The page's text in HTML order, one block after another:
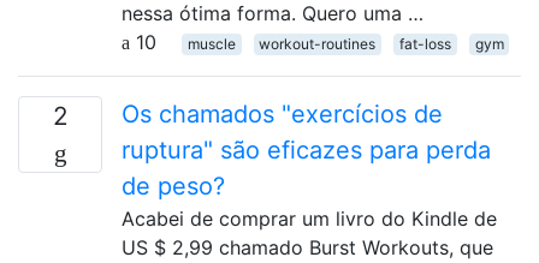
nessa ótima forma. Quero uma …
10
muscle workout-routines fat-loss gym
2
Os chamados "exercícios de
ruptura" são eficazes para perda
de peso?
Acabei de comprar um livro do Kindle de
US $ 2,99 chamado Burst Workouts, que